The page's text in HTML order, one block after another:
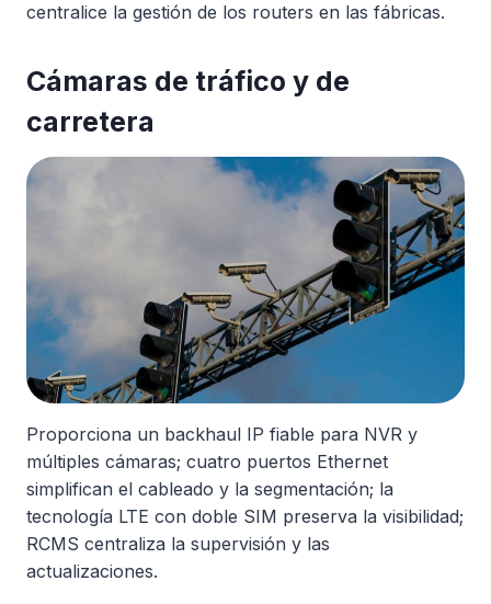
centralice la gestión de los routers en las fábricas.
Cámaras de tráfico y de
carretera
Proporciona un backhaul IP fiable para NVR y
múltiples cámaras; cuatro puertos Ethernet
simplifican el cableado y la segmentación; la
tecnología LTE con doble SIM preserva la visibilidad;
RCMS centraliza la supervisión y las
actualizaciones.